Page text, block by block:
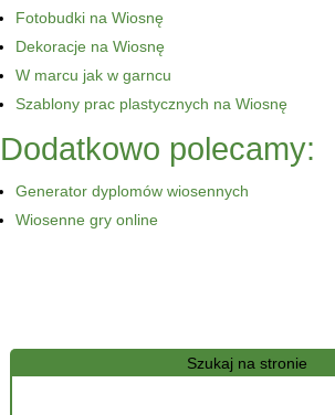
Szukaj na stronie
Fotobudki na Wiosnę
Dekoracje na Wiosnę
W marcu jak w garncu
Szablony prac plastycznych na Wiosnę
Dodatkowo polecamy:
Generator dyplomów wiosennych
Wiosenne gry online